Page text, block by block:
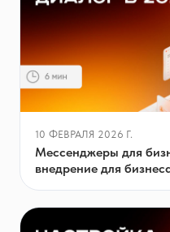
10 ФЕВРАЛЯ 2026 Г.
Мессенджеры для
внедрение для